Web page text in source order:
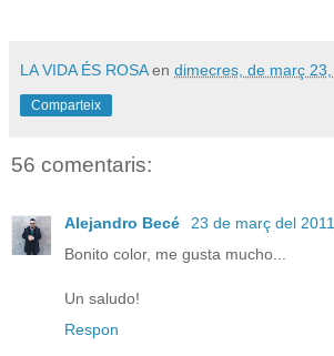
LA VIDA ÉS ROSA en dimecres, de març
Comparteix
56 comentaris:
Alejandro Becé
23 de març del
Bonito color, me gusta mucho...
Un saludo!
Respon